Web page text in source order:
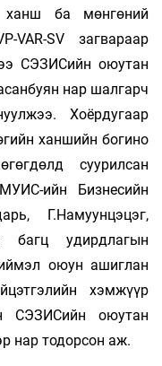
ханш ба мөнгөний
VAR-SV загвараар
СЭЗИСийн оюутан
нар шалгарч
Хоёрдугаар
ханшийн богино
суурилсан
ийн Бизнесийн
Г.Намуунцэцэг,
багц удирдлагын
оюун ашиглан
хэмжүүр
СЭЗИСийн оюутан
нар тодорсон аж.